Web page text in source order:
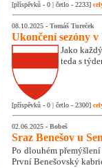
[příspěvků - 0 | četlo - 2233]
08.10.2025 - Tomáš Tureček
Ukončení sezóny v
Jako
teda s
[příspěvků - 0 | četlo - 2300]
02.06.2025 - Bobeš
Sraz Benešov u
Po dlouhém
První Benešovský